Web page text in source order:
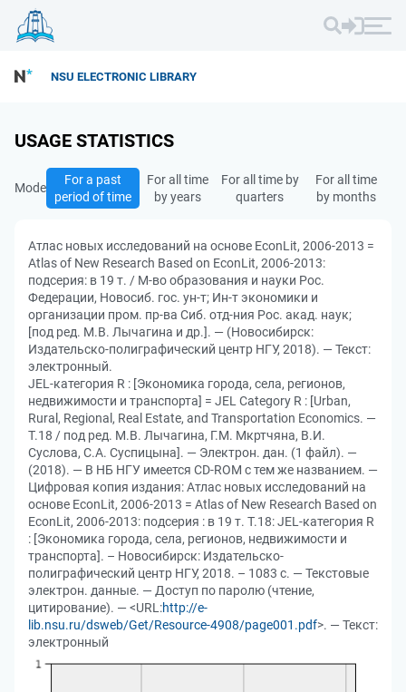
NSU ELECTRONIC LIBRARY
USAGE STATISTICS
Mode
For a past
period of time
For all time
by years
For all time by
quarters
For all time
by months
Атлас новых исследований на основе EconLit, 2006-2013 =
Atlas of New Research Based on EconLit, 2006-2013:
подсерия: в 19 т. / М-во образования и науки Рос.
Федерации, Новосиб. гос. ун-т; Ин-т экономики и
организации пром. пр-ва Сиб. отд-ния Рос. акад. наук;
[под ред. М.В. Лычагина и др.]. — (Новосибирск:
Издательско-полиграфический центр НГУ, 2018). — Текст:
электронный.
JEL-категория R : [Экономика города, села, регионов,
недвижимости и транспорта] = JEL Category R : [Urban,
Rural, Regional, Real Estate, and Transportation Economics. —
Т.18 / под ред. М.В. Лычагина, Г.М. Мкртчяна, В.И.
Суслова, С.А. Суспицына]. — Электрон. дан. (1 файл). —
(2018). — В НБ НГУ имеется CD-ROM с тем же названием. —
Цифровая копия издания: Атлас новых исследований на
основе EconLit, 2006-2013 = Atlas of New Research Based on
EconLit, 2006-2013: подсерия : в 19 т. Т.18: JEL-категория R
: [Экономика города, села, регионов, недвижимости и
транспорта]. – Новосибирск: Издательско-
полиграфический центр НГУ, 2018. – 1083 с. — Текстовые
электрон. данные. — Доступ по паролю (чтение,
цитирование). — <URL:http://e-
lib.nsu.ru/dsweb/Get/Resource-4908/page001.pdf>. — Текст:
электронный